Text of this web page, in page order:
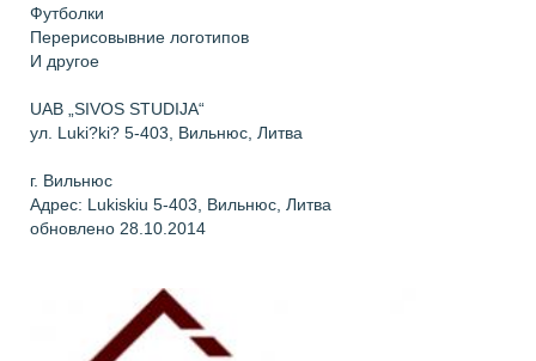
Футболки
Перерисовывние логотипов
И другое
UAB „SIVOS STUDIJA“
ул. Luki?ki? 5-403, Вильнюс, Литва
г. Вильнюс
Адрес: Lukiskiu 5-403, Вильнюс, Литва
обновлено 28.10.2014